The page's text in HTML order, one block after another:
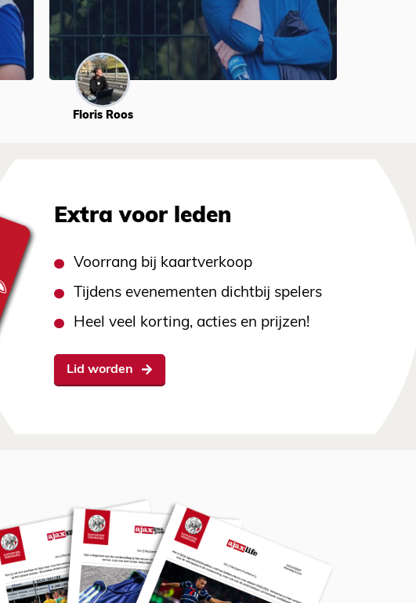
Floris Roos
Extra voor leden
Voorrang bij kaartverkoop
Tijdens evenementen dichtbij spelers
Heel veel korting, acties en prijzen!
Lid worden